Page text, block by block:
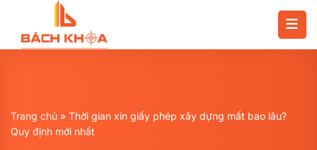
Trang chủ » Thời gian xin giấy phép xây dựng mất bao lâu?
Quy định mới nhất